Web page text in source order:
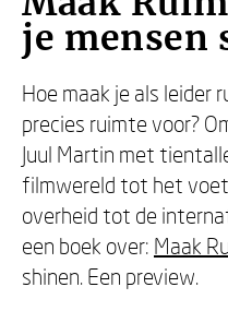
je mensen
Hoe maak je als leider
precies ruimte voor?
Juul Martin met
filmwereld tot het
overheid tot de
een boek over: Maak
shinen. Een preview.